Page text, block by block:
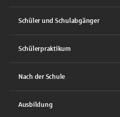
Schüler und Schulabgänger
Schülerpraktikum
Nach der Schule
Ausbildung